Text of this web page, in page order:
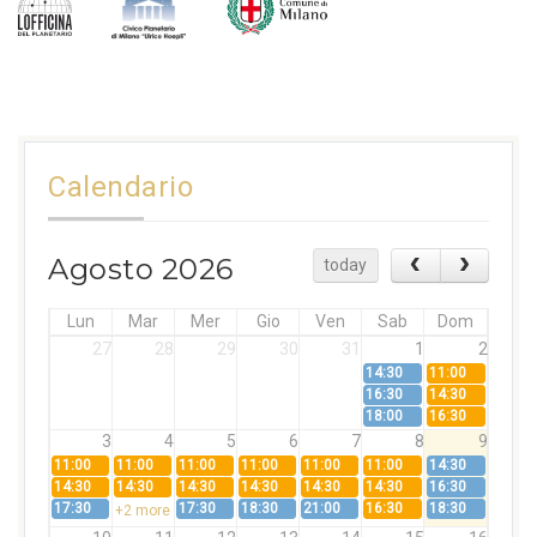
Calendario
Agosto 2026 today
Lun Mar Mer Gio Ven Sab
Dom
27
28 29 30 31 1 2
14:30
11:00
16:30
14:30
18:00
16:30
3 4 5 6 7 8 9
11:00 11:00 11:00 11:00 11:00 11:00
14:30
14:30
14:30 14:30 14:30 14:30 14:30
16:30
17:30
+2 more 17:30 18:30 21:00 16:30 18:30